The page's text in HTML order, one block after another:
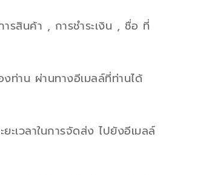
สินค้า , การชำระเงิน , ชื่อ ที่
าน ผ่านทางอีเมลล์ที่ท่านได้
เวลาในการจัดส่ง ไปยังอีเมลล์